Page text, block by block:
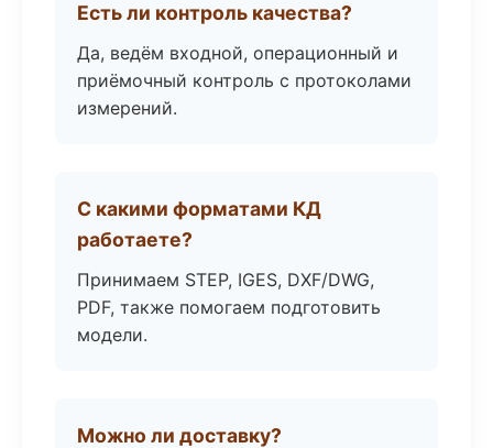
Есть ли контроль качества?
Да, ведём входной, операционный и
приёмочный контроль с протоколами
измерений.
С какими форматами КД
работаете?
Принимаем STEP, IGES, DXF/DWG,
PDF, также помогаем подготовить
модели.
Можно ли доставку?